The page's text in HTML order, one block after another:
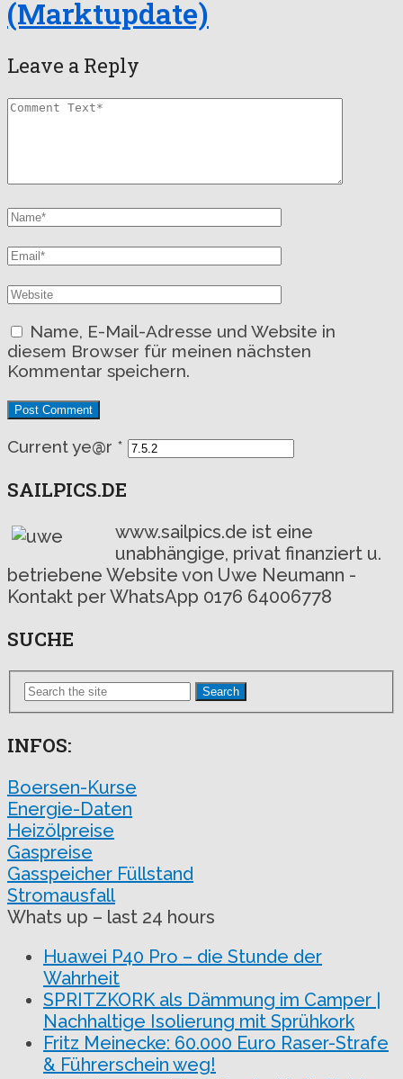
(Marktupdate)
Leave a Reply
Name, E-Mail-Adresse und Website in
diesem Browser für meinen nächsten
Kommentar speichern.
Current ye@r *
SAILPICS.DE
www.sailpics.de ist eine
unabhängige, privat finanziert u.
betriebene Website von Uwe Neumann -
Kontakt per WhatsApp 0176 64006778
SUCHE
Search
INFOS:
Boersen-Kurse
Energie-Daten
Heizölpreise
Gaspreise
Gasspeicher Füllstand
Stromausfall
Whats up – last 24 hours
Huawei P40 Pro – die Stunde der
Wahrheit
SPRITZKORK als Dämmung im Camper |
Nachhaltige Isolierung mit Sprühkork
Fritz Meinecke: 60.000 Euro Raser-Strafe
& Führerschein weg!